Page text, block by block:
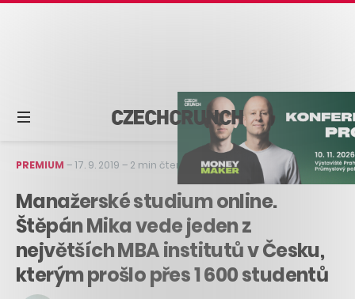
PREMIUM –17. 9. 2019 – 2 min čtení
Manažerské studium online.
Štěpán Mika vede jeden z
největších MBA institutů v Česku,
kterým prošlo přes 1 600 studentů